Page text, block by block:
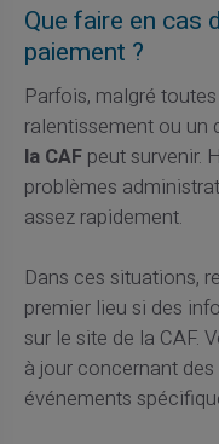
Que faire en cas
paiement ?
Parfois, malgré
ralentissement ou un
la CAFpeut survenir.
problèmes
assez rapidement.
Dans ces situations,
premier lieu si des
sur le site de la CAF.
à jour concernant
événements